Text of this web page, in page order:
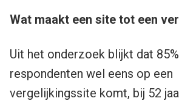
Wat maakt een site tot een
Uit het onderzoek blijkt dat
respondenten wel eens op een
vergelijkingssite komt, bij 52